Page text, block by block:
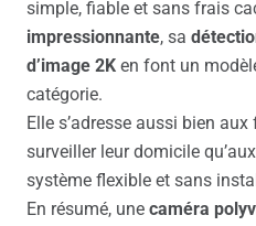
simple, fiable et sans frais
impressionnante, sa
d’image 2K en font un
catégorie.
Elle s’adresse aussi bien
surveiller leur domicile
système flexible et sans
En résumé, une caméra